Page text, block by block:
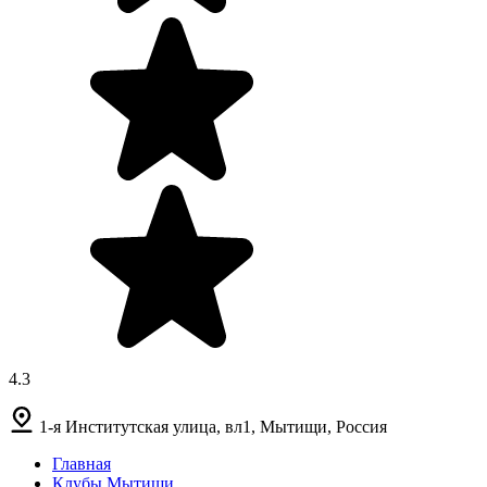
4.3
1-я Институтская улица, вл1, Мытищи, Россия
Главная
Клубы Мытищи